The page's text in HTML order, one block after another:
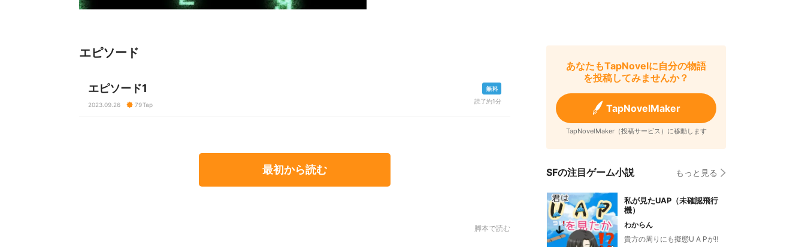
エピソード
エピソード1
2023.09.26 79Tap
読了約1分
最初から読む
脚本で読む
あなたもTapNovelに自分の物語
を投稿してみませんか？
TapNovelMaker
TapNovelMaker（投稿サービス）に移動します
SFの注目ゲーム小説 もっと見る
私が見たUAP（未確認飛行
機）
わからん
貴方の周りにも擬態U A Pが‼️